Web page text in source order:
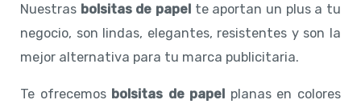
Nuestras bolsitas de papel te aportan un plus a tu
negocio, son lindas, elegantes, resistentes y son la
mejor alternativa para tu marca publicitaria.
Te ofrecemos bolsitas de papel planas en colores